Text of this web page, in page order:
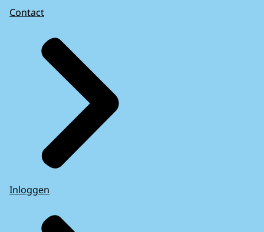
Contact
Inloggen